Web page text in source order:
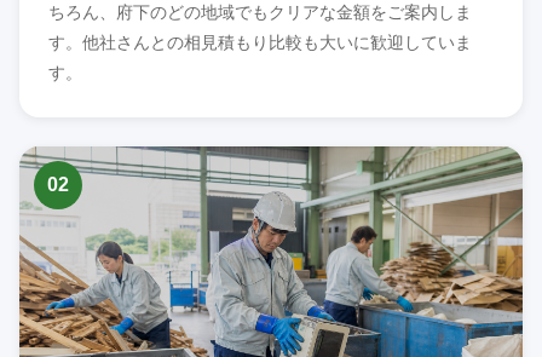
ちろん、府下のどの地域でもクリアな金額をご案内しま
す。他社さんとの相見積もり比較も大いに歓迎していま
す。
02